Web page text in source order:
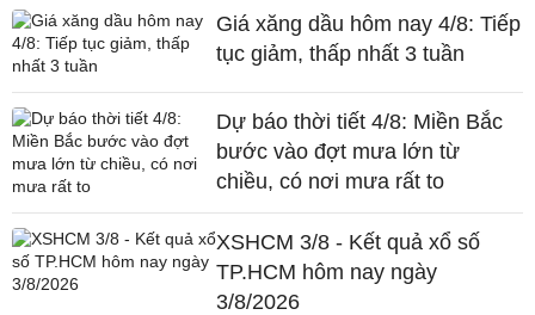
Giá xăng dầu hôm nay 4/8: Tiếp
tục giảm, thấp nhất 3 tuần
Dự báo thời tiết 4/8: Miền Bắc
bước vào đợt mưa lớn từ
chiều, có nơi mưa rất to
XSHCM 3/8 - Kết quả xổ số
TP.HCM hôm nay ngày
3/8/2026